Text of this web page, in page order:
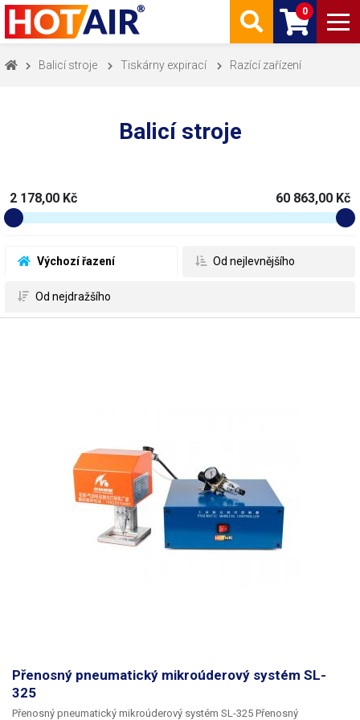
0
Balicí stroje Tiskárny expirací Razící zařízení
Balicí stroje
Výchozí řazení Od nejlevnějšího
Od nejdražšího
2 178,00 Kč 60 863,00 Kč
Přenosný pneumatický mikroúderový systém SL-
325
Přenosný pneumatický mikroúderový systém SL-325 Přenosný